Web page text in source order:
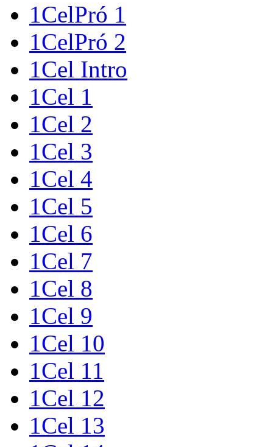
1CelPró 1
1CelPró 2
1Cel Intro
1Cel 1
1Cel 2
1Cel 3
1Cel 4
1Cel 5
1Cel 6
1Cel 7
1Cel 8
1Cel 9
1Cel 10
1Cel 11
1Cel 12
1Cel 13